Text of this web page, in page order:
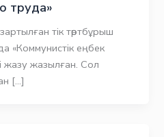
труда»
тік төртбұрыш
«Коммунистік еңбек
жазу жазылған. Сол
[…]